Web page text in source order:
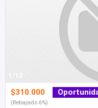
1/12
$310.000
(Rebajado 6%)